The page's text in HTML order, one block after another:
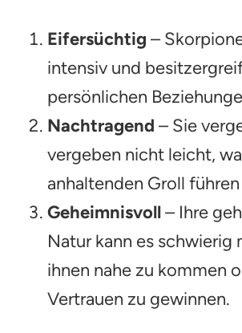
Eifersüchtig –
intensiv und
persönlichen
Nachtragend – Sie
vergeben nicht leicht,
anhaltenden Groll führen
Geheimnisvoll– Ihre
Natur kann es schwierig
ihnen nahe zu kommen
Vertrauen zu gewinnen.